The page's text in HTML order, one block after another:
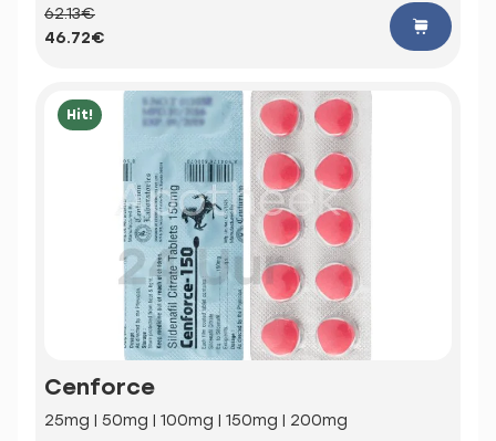
62.13€
46.72€
Hit!
Cenforce
25mg | 50mg | 100mg | 150mg | 200mg